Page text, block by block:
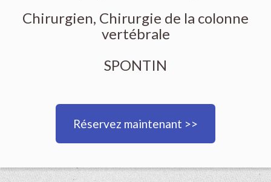
Chirurgien, Chirurgie de la colonne
vertébrale
SPONTIN
Réservez maintenant >>